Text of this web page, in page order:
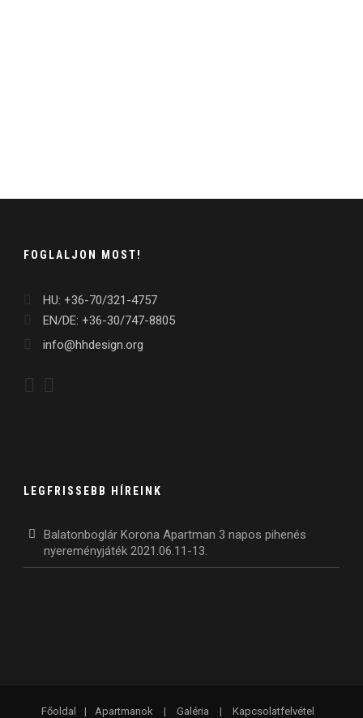
FOGLALJON MOST!
HU: +36-70/321-4757
EN/DE: +36-30/747-8805
info@hhdesign.org
LEGFRISSEBB HÍREINK
Balatonboglár Korona Apartman 3 napos pihenés
nyereményjáték 2021.06.11-13.
Főoldal | Apartmanok | Galéria | Kapcsolatfelvétel